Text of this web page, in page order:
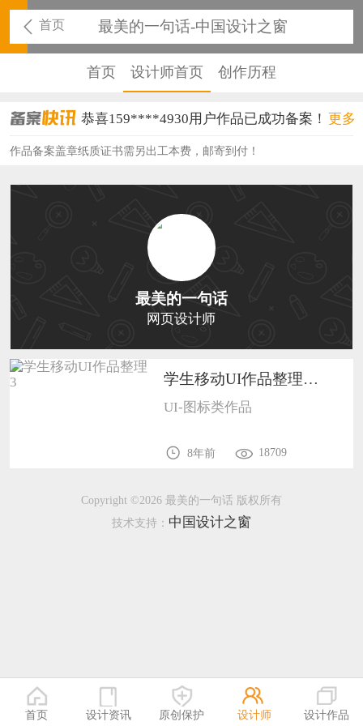
首页 最美的一句话-中国设计之窗
首页 设计师首页 创作历程
恭喜159****4930用户作品已成功备案！
恭喜150****6483用户作品已成功备案！
恭喜131****2473用户作品已成功备案！
恭喜159****4201用户作品已成功备案！
恭喜133****6466用户作品已成功备案！
恭喜131****1475用户作品已成功备案！
恭喜133****8874用户作品已成功备案！
恭喜138****8638用户作品已成功备案！
恭喜133****9020用户作品已成功备案！
恭喜136****9807用户作品已成功备案！
更多
作品备案盖章纸质证书需另出工本费，邮寄到付！
最美的一句话
网页设计师
学生移动UI作品整理31101
UI-图标类作品
8年前 18709
Copyright ©2026 最美的一句话 版权所有
技术支持： 中国设计之窗
首页 设计资讯 原创保护 设计师 设计作品